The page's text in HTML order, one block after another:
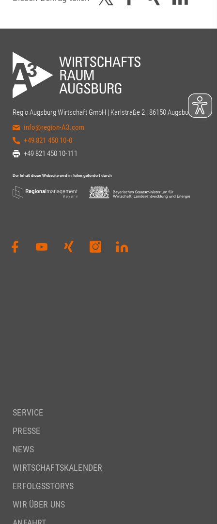
Regio Augsburg Wirtschaft GmbH | Karlstraße 2 | 86150 Augsburg
info@region-A3.com
+49 821 450 10-0
+49 821 450 10-111
SERVICE
PRESSE
NEWS
WIRTSCHAFTSKALENDER
ERFOLGSSTORYS
WIR ÜBER UNS